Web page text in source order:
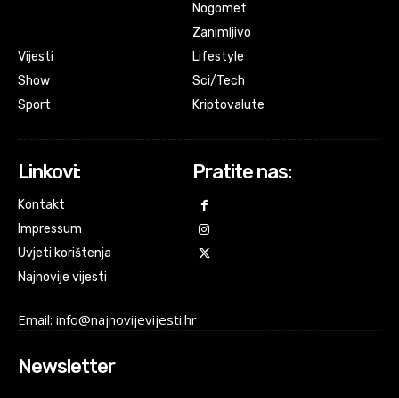
Vijesti
Show
Sport
Nogomet
Zanimljivo
Lifestyle
Sci/Tech
Kriptovalute
Linkovi:
Kontakt
Impressum
Uvjeti korištenja
Najnovije vijesti
Pratite nas:
Email: info@najnovijevijesti.hr
Newsletter